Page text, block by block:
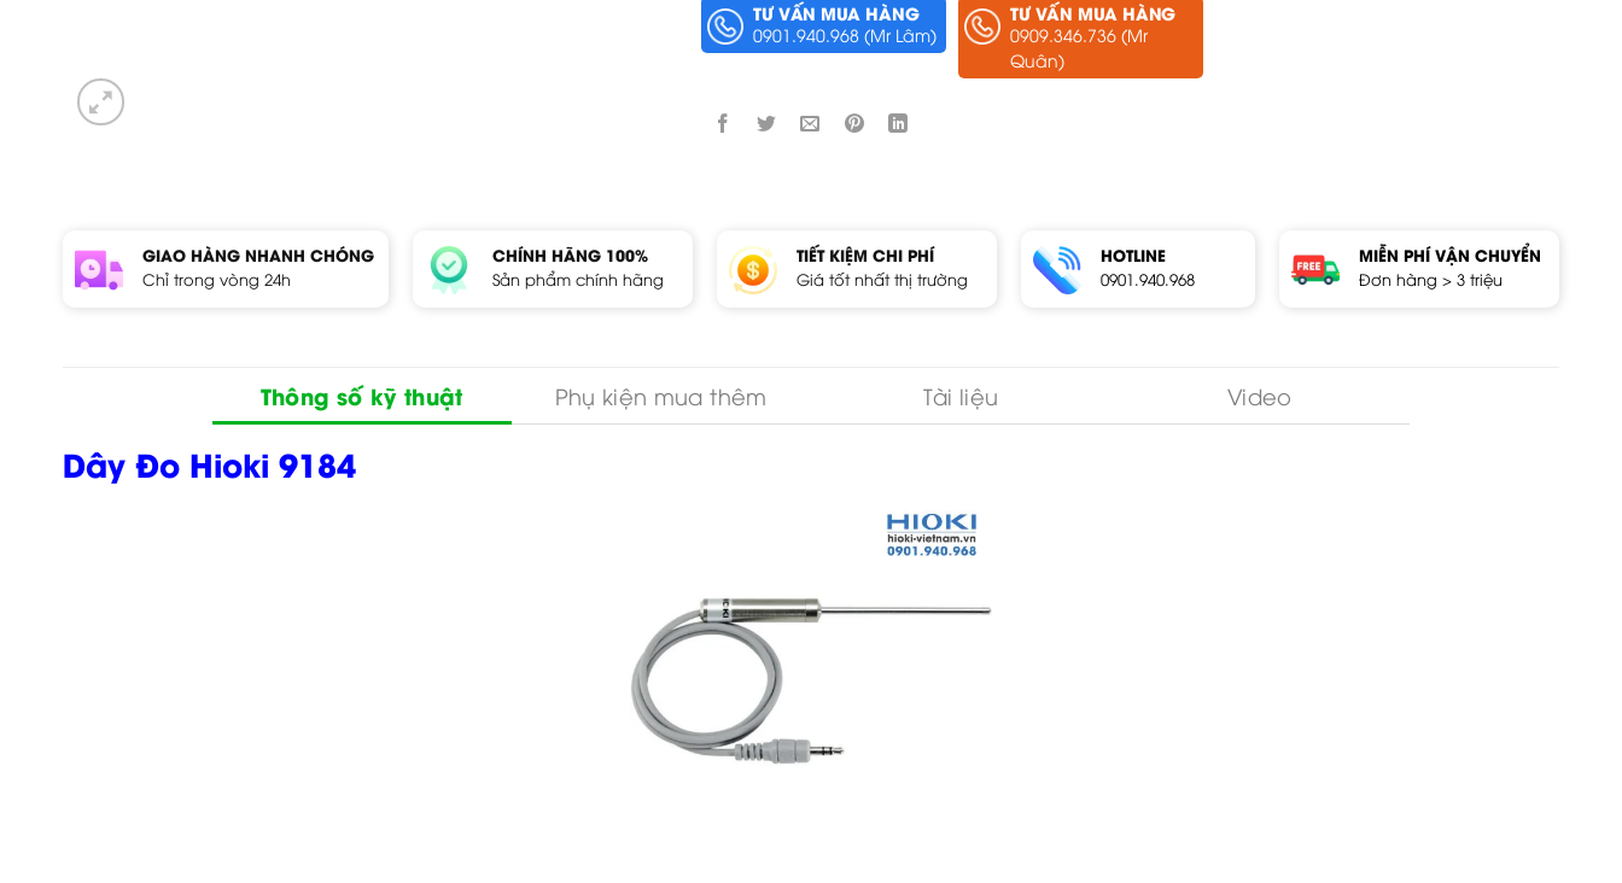
TƯ VẤN MUA HÀNG
0901.940.968 (Mr Lâm)
TƯ VẤN MUA HÀNG
0909.346.736 (Mr
Quân)
GIAO HÀNG NHANH CHÓNG
Chỉ trong vòng 24h
CHÍNH HÃNG 100%
Sản phẩm chính hãng
TIẾT KIỆM CHI PHÍ
Giá tốt nhất thị trường
HOTLINE
0901.940.968
MIỄN PHÍ VẬN CHUYỂN
Đơn hàng > 3 triệu
Thông số kỹ thuật Phụ kiện mua thêm Tài liệu Video
Dây Đo Hioki 9184